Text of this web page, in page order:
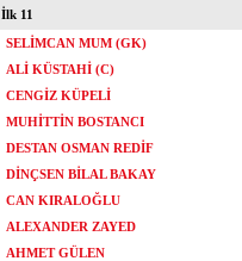
İlk 11
SELİMCAN MUM (GK)
ALİ KÜSTAHİ (C)
CENGİZ KÜPELİ
MUHİTTİN BOSTANCI
DESTAN OSMAN REDİF
DİNÇSEN BİLAL BAKAY
CAN KIRALOĞLU
ALEXANDER ZAYED
AHMET GÜLEN